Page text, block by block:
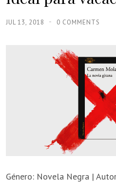
JUL 13, 2018 0 COMMENTS
Género: Novela Negra |